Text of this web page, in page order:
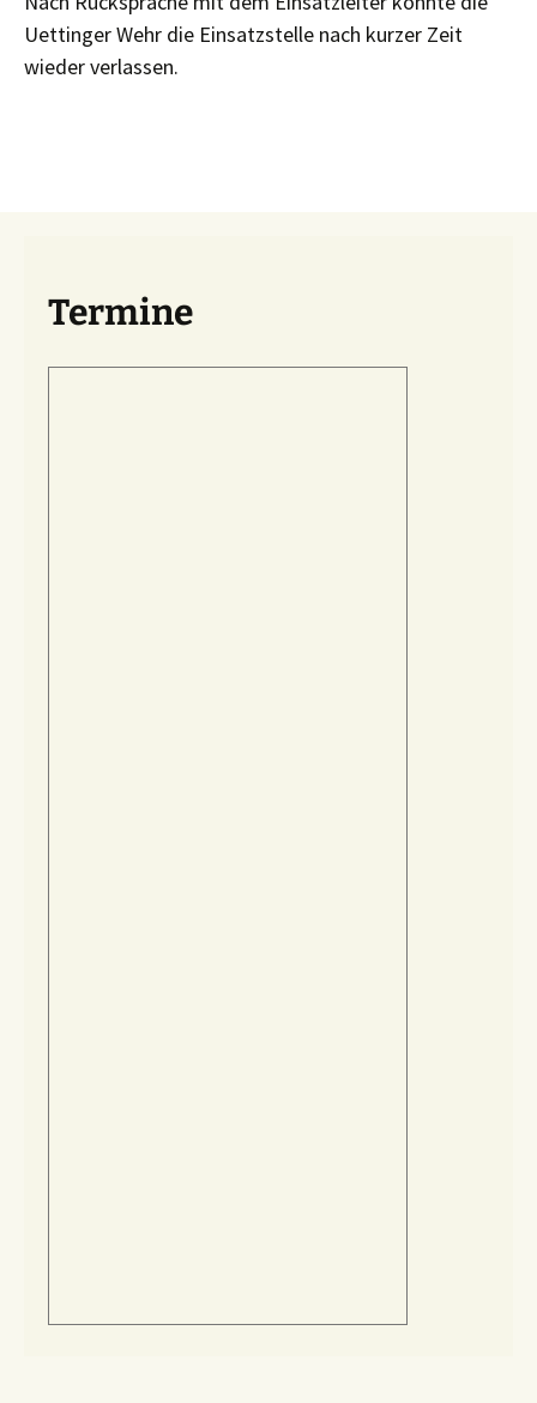
Uettinger Wehr die Einsatzstelle nach kurzer Zeit
wieder verlassen.
Termine